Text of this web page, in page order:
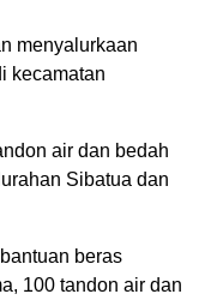
menyalurkaan
kecamatan
air dan bedah
Sibatua dan
beras
100 tandon air dan